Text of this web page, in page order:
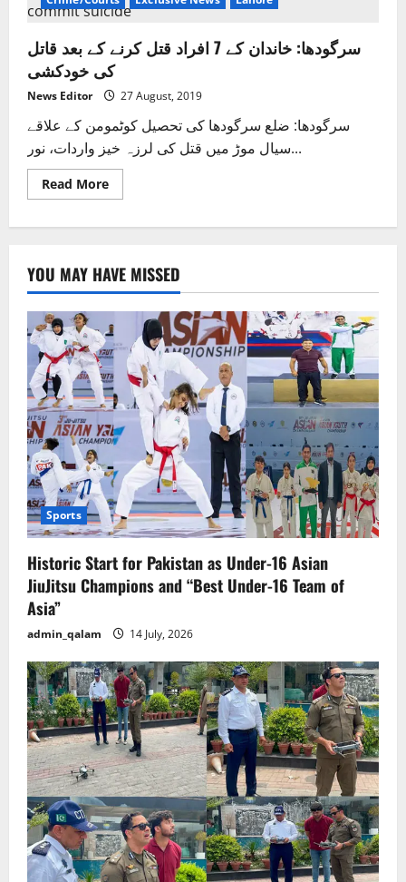
سرگودھا: خاندان کے 7 افراد قتل کرنے کے بعد قاتل
کی خودکشی
News Editor 27 August, 2019
سرگودھا: ضلع سرگودھا کی تحصیل کوٹمومن کے علاقے
سیال موڑ میں قتل کی لرزہ خیز واردات، نور...
Read MoreRead
more
افراد
قتل
کرنے
کے
بعد
قاتل
کی
خودکشی
YOU MAY HAVE MISSED
Sports
Historic Start for Pakistan as Under-16 Asian
JiuJitsu Champions and “Best Under-16 Team of
Asia”
admin_qalam 14 July, 2026